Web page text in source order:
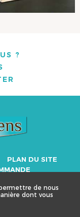
de nous
dont vous
?
PLAN DU SITE